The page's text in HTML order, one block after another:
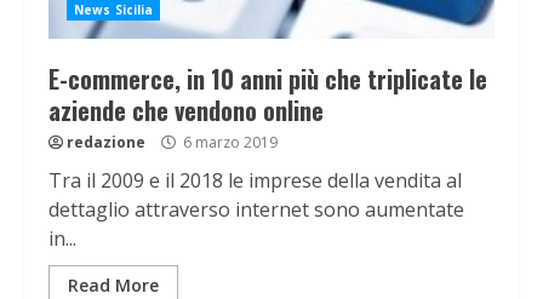
News Sicilia
E-commerce, in 10 anni più che triplicate le
aziende che vendono online
redazione 6 marzo 2019
Tra il 2009 e il 2018 le imprese della vendita al
dettaglio attraverso internet sono aumentate
in...
Read More